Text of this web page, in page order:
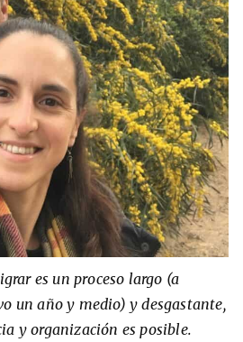
es un proceso largo (a
un año y medio) y desgastante,
y organización es posible.